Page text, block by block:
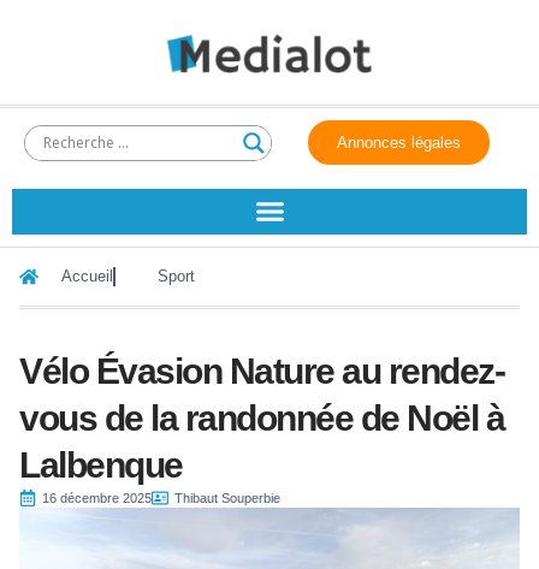
Annonces légales
Accueil Sport
Vélo Évasion Nature au rendez-
vous de la randonnée de Noël à
Lalbenque
16 décembre 2025 Thibaut Souperbie